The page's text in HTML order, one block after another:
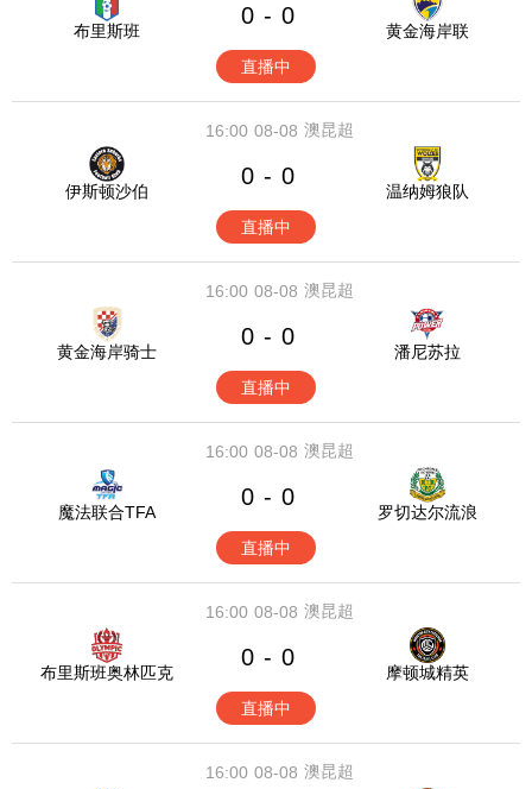
布里斯班
0 - 0
黄金海岸联
直播中
08-08
16:00 澳昆超
伊斯顿沙伯
0 - 0
温纳姆狼队
直播中
08-08
16:00 澳昆超
黄金海岸骑士
0 - 0
潘尼苏拉
直播中
08-08
16:00 澳昆超
魔法联合TFA
0 - 0
罗切达尔流浪
直播中
08-08
16:00 澳昆超
布里斯班奥林匹克
0 - 0
摩顿城精英
直播中
08-08
16:00 澳昆超